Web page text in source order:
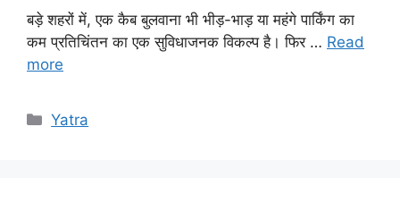
बड़े शहरों में, एक कैब बुलवाना भी भीड़-भाड़ या महंगे पार्किंग का
कम प्रतिचिंतन का एक सुविधाजनक विकल्प है। फिर … Read
more
Categories
Yatra